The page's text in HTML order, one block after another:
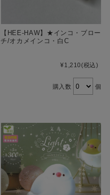
【HEE-HAW】★インコ・ブロー
チ/オカメインコ・白C
¥1,210(税込)
購入数 個